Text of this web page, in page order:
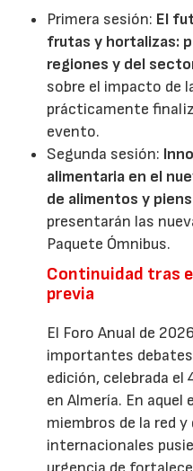
Primera sesión: El
frutas y hortalizas:
regiones y del
sobre el impacto de
prácticamente
evento.
Segunda sesión:
alimentaria en el
de alimentos y
presentarán las
Paquete Ómnibus.
Continuidad tras
previa
El Foro Anual de
importantes
edición, celebrada el
en Almería. En aquel
miembros de la red
internacionales